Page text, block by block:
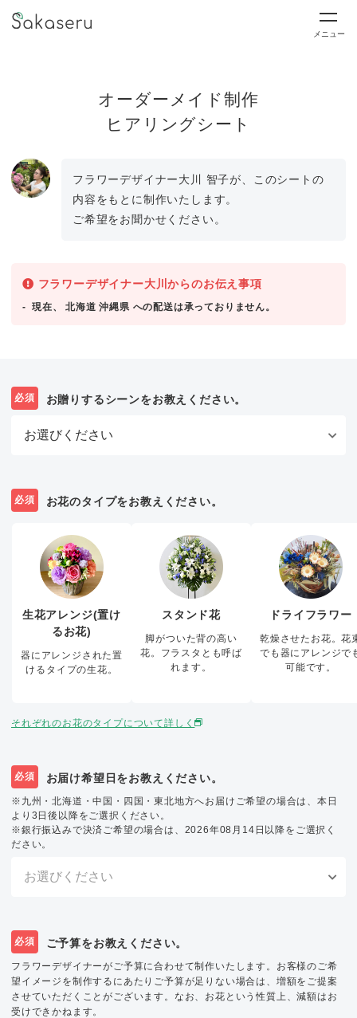
メニュー
オーダーメイド制作
ヒアリングシート
フラワーデザイナー大川 智子が、このシートの
内容をもとに制作いたします。
ご希望をお聞かせください。
フラワーデザイナー大川からのお伝え事項
現在、 北海道 沖縄県 への配送は承っておりません。
必須 お贈りするシーンをお教えください。
必須 お花のタイプをお教えください。
生花アレンジ(置け
るお花)
器にアレンジされた置
けるタイプの生花。
スタンド花
脚がついた背の高い
花。フラスタとも呼ば
れます。
ドライフラワー
乾燥させたお花。花
でも器にアレンジで
可能です。
それぞれのお花のタイプについて詳しく
必須 お届け希望日をお教えください。
※九州・北海道・中国・四国・東北地方へお届けご希望の場合は、本日
より3日後以降をご選択ください。
※銀行振込みで決済ご希望の場合は、2026年08月14日以降をご選択く
ださい。
必須 ご予算をお教えください。
フラワーデザイナーがご予算に合わせて制作いたします。お客様のご希
望イメージを制作するにあたりご予算が足りない場合は、増額をご提案
させていただくことがございます。なお、お花という性質上、減額はお
受けできかねます。